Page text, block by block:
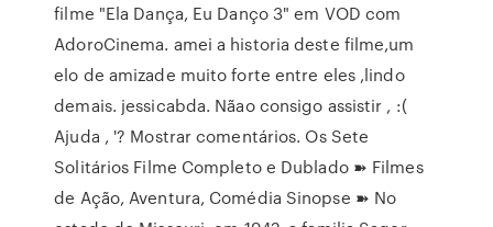
filme "Ela Dança, Eu Danço 3" em VOD com
AdoroCinema. amei a historia deste filme,um
elo de amizade muito forte entre eles ,lindo
demais. jessicabda. Nãao consigo assistir , :(
Ajuda , '? Mostrar comentários. Os Sete
Solitários Filme Completo e Dublado ➽ Filmes
de Ação, Aventura, Comédia Sinopse ➽ No